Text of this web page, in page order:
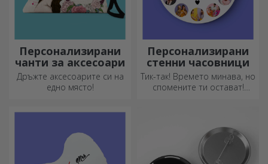
Персонализирани
чанти за аксесоари
Дръжте аксесоарите си на
едно място!
Персонализирани
стенни часовници
Тик-так! Времето минава, но
спомените ти остават!